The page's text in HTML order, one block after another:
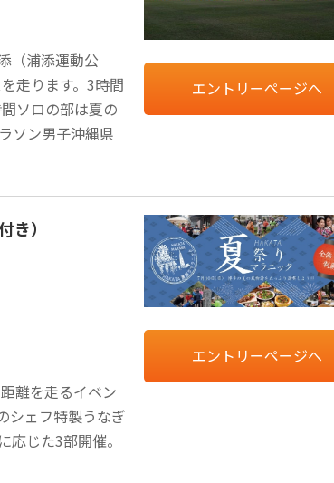
（浦添運動公
走ります。3時間
ソロの部は夏の
ソン男子沖縄県
エントリーページへ
）
離を走るイベン
シェフ特製うなぎ
じた3部開催。
エントリーページへ